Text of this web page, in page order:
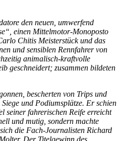
den neuen, umwerfend
einen Mittelmotor-Monoposto
Chitis Meisterstück und das
und sensiblen Rennfahrer von
animalisch-kraftvolle
geschneidert; zusammen bildeten
bescherten von Trips und
und Podiumsplätze. Er schien
seiner fahrerischen Reife erreicht
und mutig, sondern machte
die Fach-Journalisten Richard
Der Titelgewinn des